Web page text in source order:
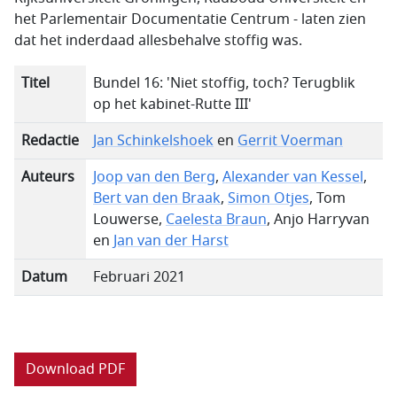
het Parlementair Documentatie Centrum - laten zien
dat het inderdaad allesbehalve stoffig was.
Titel
Bundel 16: 'Niet stoffig, toch? Terugblik
op het kabinet-Rutte III'
Redactie
Jan Schinkelshoek en Gerrit Voerman
Auteurs
Joop van den Berg, Alexander van Kessel,
Bert van den Braak, Simon Otjes, Tom
Louwerse, Caelesta Braun, Anjo Harryvan
en Jan van der Harst
Datum
Februari 2021
Download PDF